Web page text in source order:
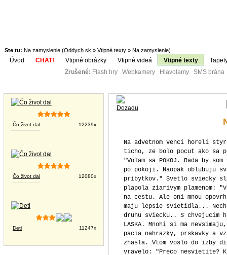
Ste tu: Na zamyslenie (Oddych.sk » Vtipné texty » Na zamyslenie)
Úvod CHAT! Vtipné obrázky Vtipné videá Vtipné texty
Zrušené: Flash hry Webkamery Hlavolamy SMS
Čo život dal 12239x
Čo život dal 12080x
Deti 11247x
Na advetnom venci horeli
ticho, ze bolo pocut ako sa
"Volam sa POKOJ. Rada by
po pokoji. Naopak oblubuju
pribytkov." Svetlo sviecky
plapola ziarivym plamenom:
na cestu. Ale oni mnou
maju lepsie svietidla...
druhu sviecku.. S chvejucim
LASKA. Mnohi si ma
pacia nahrazky, prskavky a
zhasla. Vtom voslo do izby
vravelo: "Preco nesvietite?